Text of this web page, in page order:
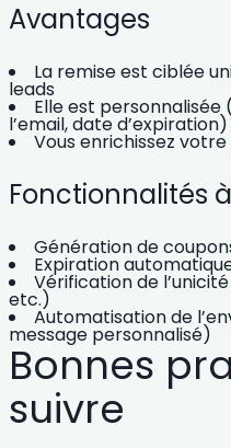
Avantages
La remise est ciblée
leads
Elle est personnalisée
l’email, date d’expiration)
Vous enrichissez
Fonctionnalités
Génération de
Expiration
Vérification de
etc.)
Automatisation de
message personnalisé)
Bonnes
suivre